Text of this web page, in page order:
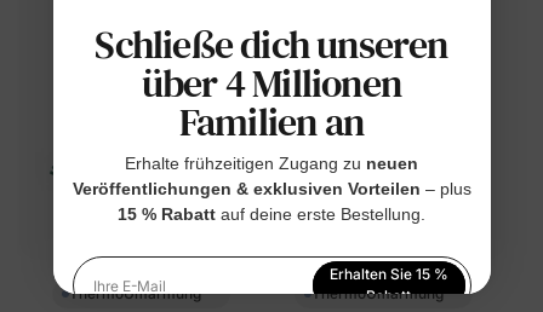
ThermoUmarmung™ ThermoUmarmung™
Schließe dich unseren
über 4 Millionen
Familien an
Erhalte frühzeitigen Zugang zu neuen
Veröffentlichungen & exklusiven Vorteilen – plus
15 % Rabatt auf deine erste Bestellung.
Ihre E-Mail
Erhalten Sie 15 %
Rabatt